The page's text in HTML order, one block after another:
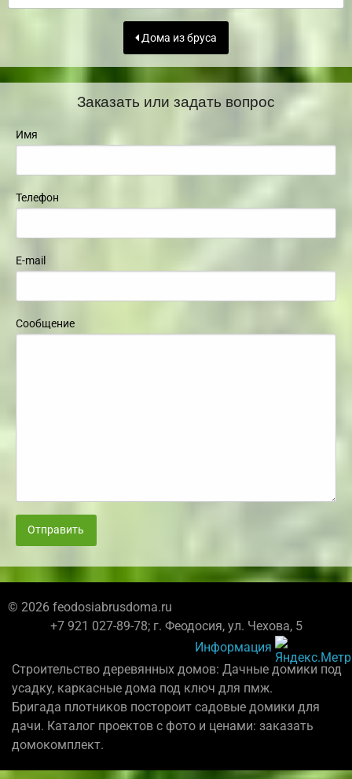
Дома из бруса
Заказать или задать вопрос
Имя
Телефон
E-mail
Сообщение
Отправить
© 2026 feodosiabrusdoma.ru
+7 921 027-89-78; г. Феодосия, ул. Чехова, 5
Информация
Строительство деревянных домов: Дачные домики под
усадку, каркасные дома под ключ для пмж.
Бригада плотников постороит садовые домики для
дачи. Каталог проектов с фото и ценами: заказать
домокомплект.